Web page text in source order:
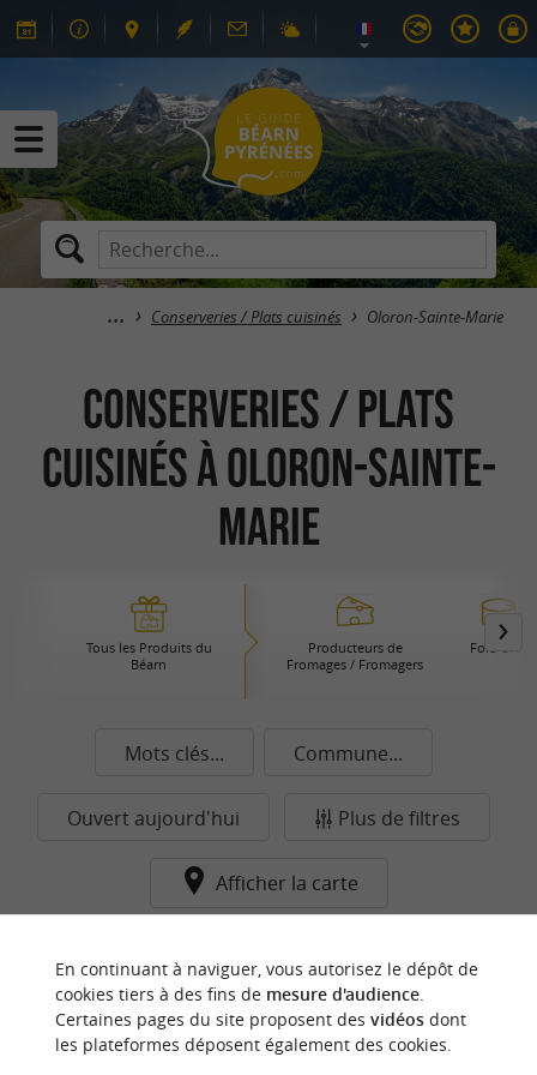
Conserveries / Plats cuisinés Oloron-Sainte-Marie
Conserveries / Plats
cuisinés à Oloron-Sainte-
Marie
Tous les Produits du
Béarn
Producteurs de
Fromages / Fromagers
Foie Gras
Mots clés... Commune...
Ouvert aujourd'hui Plus de filtres
Afficher la carte
commune pour le moment...
En continuant à naviguer, vous autorisez le dépôt de
cookies tiers à des fins de mesure d'audience.
Certaines pages du site proposent des vidéosdont
les plateformes déposent également des cookies.